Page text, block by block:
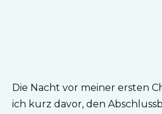
Die Nacht vor meiner ersten
ich kurz davor, den